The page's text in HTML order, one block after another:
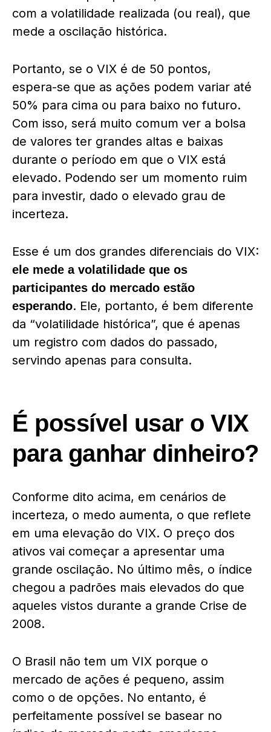
com a volatilidade realizada (ou real), que
mede a oscilação histórica.
Portanto, se o VIX é de 50 pontos,
espera-se que as ações podem variar até
50% para cima ou para baixo no futuro.
Com isso, será muito comum ver a bolsa
de valores ter grandes altas e baixas
durante o período em que o VIX está
elevado. Podendo ser um momento ruim
para investir, dado o elevado grau de
incerteza.
Esse é um dos grandes diferenciais do VIX:
ele mede a volatilidade que os
participantes do mercado estão
esperando. Ele, portanto, é bem diferente
da “volatilidade histórica”, que é apenas
um registro com dados do passado,
servindo apenas para consulta.
É possível usar o VIX
para ganhar dinheiro?
Conforme dito acima, em cenários de
incerteza, o medo aumenta, o que reflete
em uma elevação do VIX. O preço dos
ativos vai começar a apresentar uma
grande oscilação. No último mês, o índice
chegou a padrões mais elevados do que
aqueles vistos durante a grande Crise de
2008.
O Brasil não tem um VIX porque o
mercado de ações é pequeno, assim
como o de opções. No entanto, é
perfeitamente possível se basear no